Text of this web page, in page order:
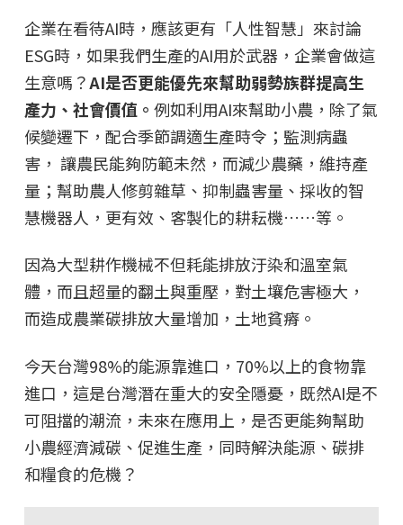
企業在看待AI時，應該更有「人性智慧」來討論
ESG時，如果我們生產的AI用於武器，企業會做這
生意嗎？AI是否更能優先來幫助弱勢族群提高生
產力、社會價值。 例如利用AI來幫助小農，除了氣
候變遷下，配合季節調適生產時令；監測病蟲
害， 讓農民能夠防範未然，而減少農藥，維持產
量；幫助農人修剪雜草、抑制蟲害量、採收的智
慧機器人，更有效、客製化的耕耘機……等。
因為大型耕作機械不但耗能排放汙染和溫室氣
體，而且超量的翻土與重壓，對土壤危害極大，
而造成農業碳排放大量增加，土地貧瘠。
今天台灣98%的能源靠進口，70%以上的食物靠
進口，這是台灣潛在重大的安全隱憂，既然AI是不
可阻擋的潮流，未來在應用上，是否更能夠幫助
小農經濟減碳、促進生產，同時解決能源、碳排
和糧食的危機？